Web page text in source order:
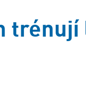
trénují